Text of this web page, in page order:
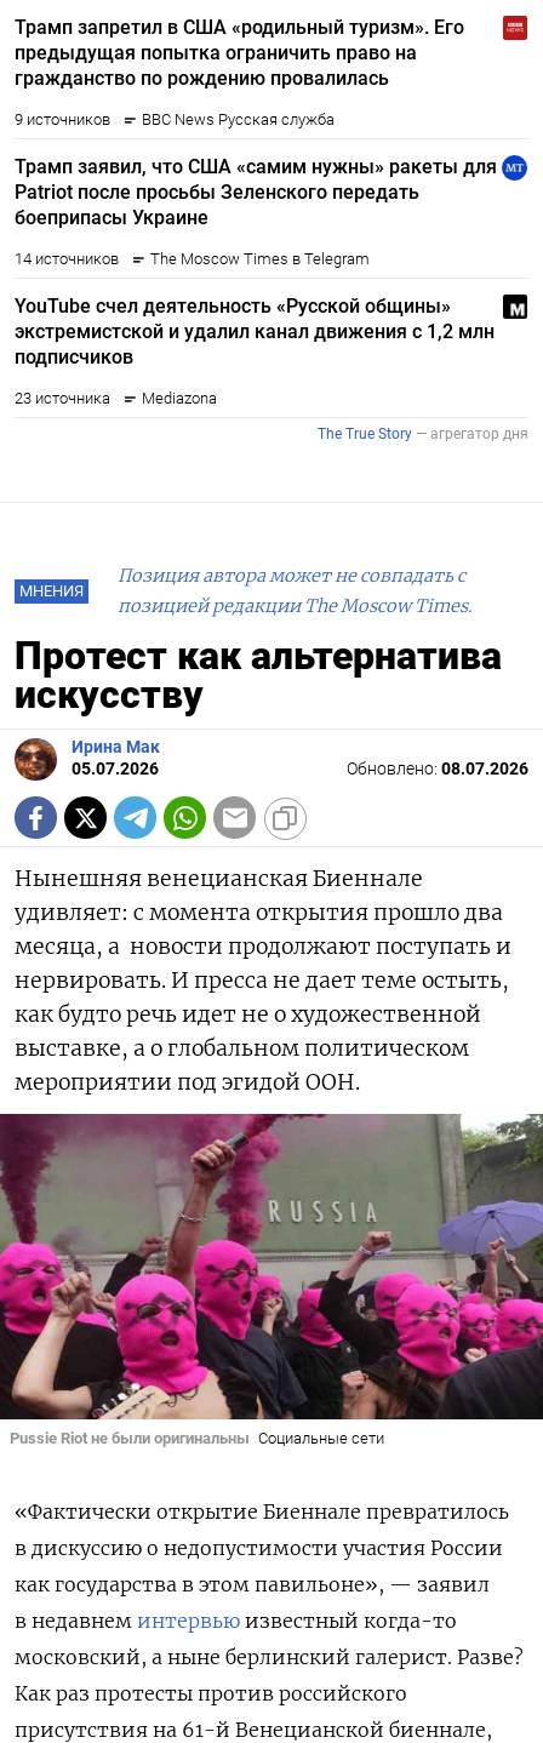
МНЕНИЯ
Позиция автора может не совпадать с
позицией редакции The Moscow Times.
Протест как альтернатива
искусству
Ирина Мак
05.07.2026
Обновлено: 08.07.2026
Нынешняя венецианская Биеннале
удивляет: с момента открытия прошло два
месяца, а новости продолжают поступать и
нервировать. И пресса не дает теме остыть,
как будто речь идет не о художественной
выставке, а о глобальном политическом
мероприятии под эгидой ООН.
Pussie Riot не были оригинальны Социальные сети
«Фактически открытие Биеннале превратилось
в дискуссию о недопустимости участия России
как государства в этом павильоне», — заявил
в недавнем интервью известный когда-то
московский, а ныне берлинский галерист. Разве?
Как раз протесты против российского
присутствия на 61-й Венецианской биеннале,